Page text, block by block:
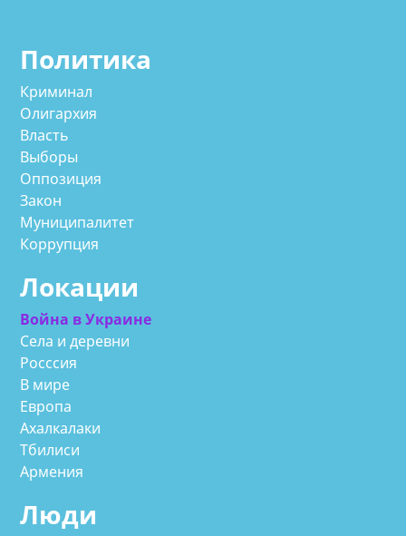
Политика
Криминал
Олигархия
Власть
Выборы
Оппозиция
Закон
Муниципалитет
Коррупция
Локации
Война в Украине
Села и деревни
Росссия
В мире
Европа
Ахалкалаки
Тбилиси
Армения
Люди